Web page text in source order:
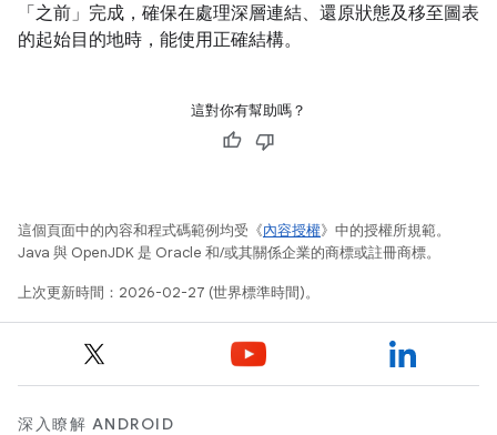
「之前」 完成，確保在處理深層連結、還原狀態及移至圖表
的起始目的地時，能使用正確結構。
這對你有幫助嗎？
這個頁面中的內容和程式碼範例均受《內容授權》中的授權所規範。
Java 與 OpenJDK 是 Oracle 和/或其關係企業的商標或註冊商標。
上次更新時間：2026-02-27 (世界標準時間)。
深入瞭解 ANDROID